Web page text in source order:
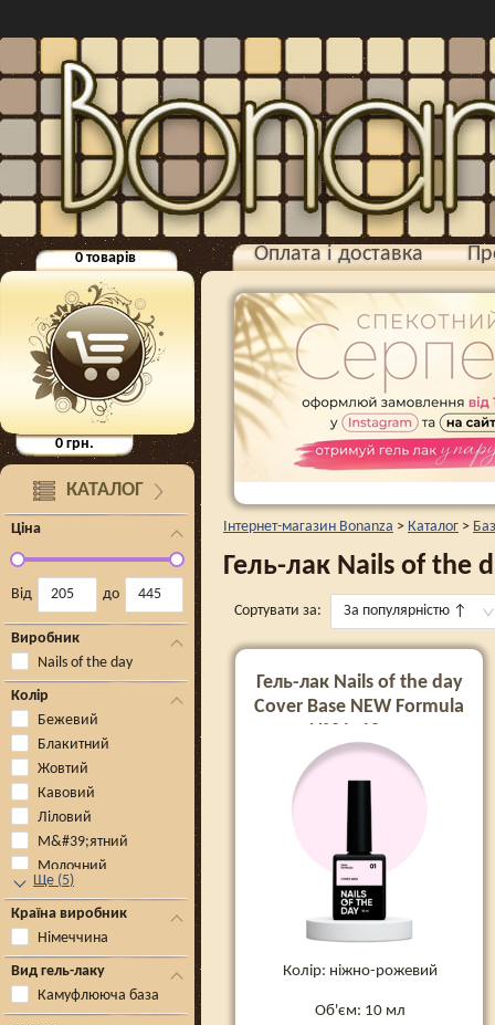
0 товарів
0грн.
КАТАЛОГ
Ціна
Від до
Виробник
Nails of the day
Колір
Бежевий
Блакитний
Жовтий
Кавовий
Ліловий
М&#39;ятний
Молочний
Ще (5)
Країна виробник
Німеччина
Вид гель-лаку
Камуфлююча база
Оплата і доставка
Інтернет-магазин Bonanza > Каталог >
Гель-лак Nails of the
Сортувати за: За популярністю ↑
Гель-лак Nails of the day
Cover Base NEW Formula
№01, 10 мл
Колір: ніжно-рожевий
Об'єм: 10 мл